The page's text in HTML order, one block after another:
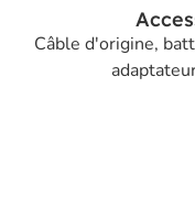
Câble d'origine,